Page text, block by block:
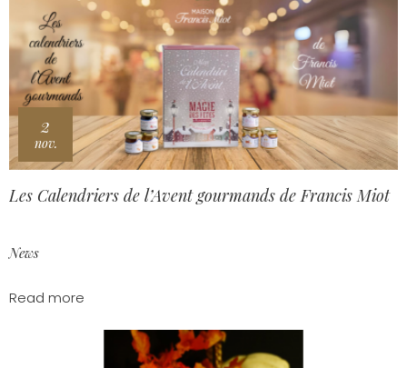
2
nov.
Les Calendriers de l’Avent gourmands de Francis Miot
News
Read more